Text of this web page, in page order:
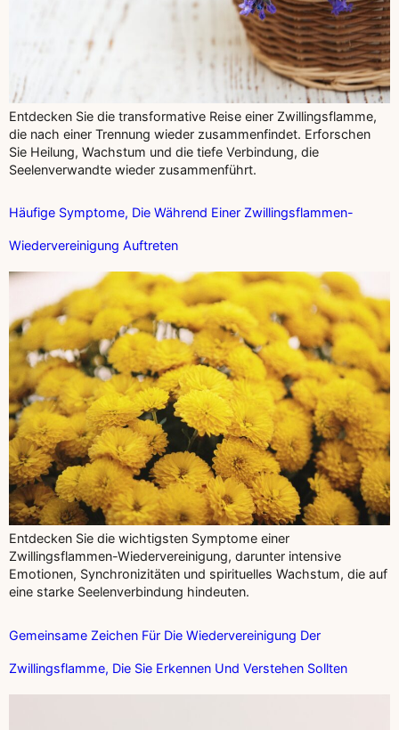
Entdecken Sie die transformative Reise einer Zwillingsflamme,
die nach einer Trennung wieder zusammenfindet. Erforschen
Sie Heilung, Wachstum und die tiefe Verbindung, die
Seelenverwandte wieder zusammenführt.
Häufige Symptome, Die Während Einer Zwillingsflammen-
Wiedervereinigung Auftreten
Entdecken Sie die wichtigsten Symptome einer
Zwillingsflammen-Wiedervereinigung, darunter intensive
Emotionen, Synchronizitäten und spirituelles Wachstum, die auf
eine starke Seelenverbindung hindeuten.
Gemeinsame Zeichen Für Die Wiedervereinigung Der
Zwillingsflamme, Die Sie Erkennen Und Verstehen Sollten